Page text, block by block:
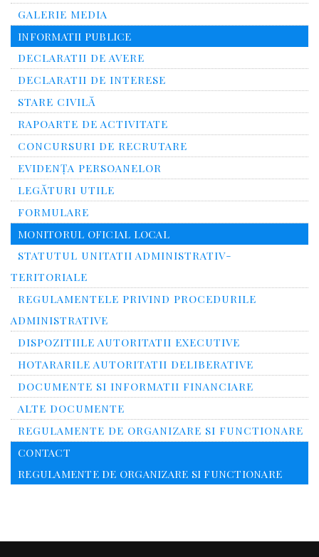
GALERIE MEDIA
INFORMATII PUBLICE
DECLARATII DE AVERE
DECLARATII DE INTERESE
STARE CIVILĂ
RAPOARTE DE ACTIVITATE
CONCURSURI DE RECRUTARE
EVIDENȚA PERSOANELOR
LEGĂTURI UTILE
FORMULARE
MONITORUL OFICIAL LOCAL
STATUTUL UNITATII ADMINISTRATIV-
TERITORIALE
REGULAMENTELE PRIVIND PROCEDURILE
ADMINISTRATIVE
DISPOZITIILE AUTORITATII EXECUTIVE
HOTARARILE AUTORITATII DELIBERATIVE
DOCUMENTE SI INFORMATII FINANCIARE
ALTE DOCUMENTE
REGULAMENTE DE ORGANIZARE SI FUNCTIONARE
CONTACT
REGULAMENTE DE ORGANIZARE SI FUNCTIONARE